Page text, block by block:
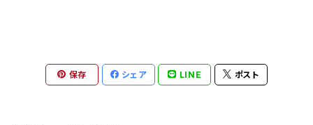
保存 シェア LINE ポスト